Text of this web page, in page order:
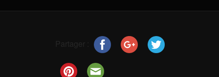
Partager :